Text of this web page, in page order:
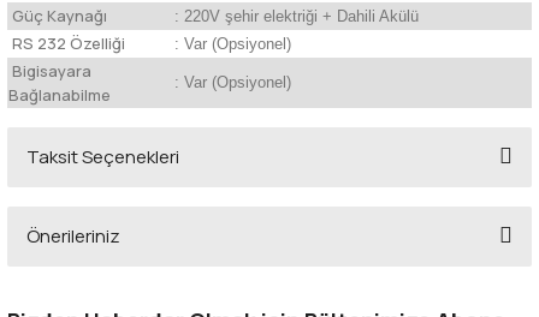
Güç Kaynağı : 220V şehir elektriği + Dahili Akülü
RS 232 Özelliği : Var (Opsiyonel)
Bigisayara
Bağlanabilme
: Var (Opsiyonel)
Taksit Seçenekleri
Önerileriniz